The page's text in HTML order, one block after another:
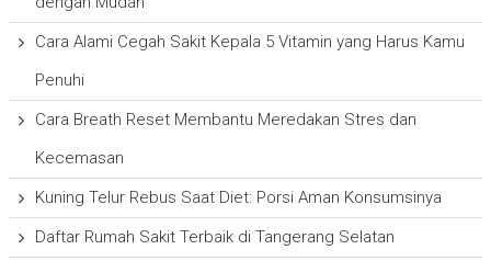
Cara Alami Cegah Sakit Kepala 5 Vitamin yang Harus Kamu
Penuhi
Cara Breath Reset Membantu Meredakan Stres dan
Kecemasan
Kuning Telur Rebus Saat Diet: Porsi Aman Konsumsinya
Daftar Rumah Sakit Terbaik di Tangerang Selatan